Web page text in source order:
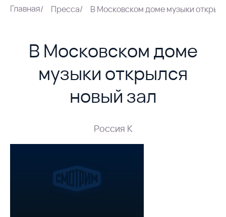
Главная/ Пресса/ В Московском доме музыки
В Московском доме
музыки открылся
новый зал
Россия К